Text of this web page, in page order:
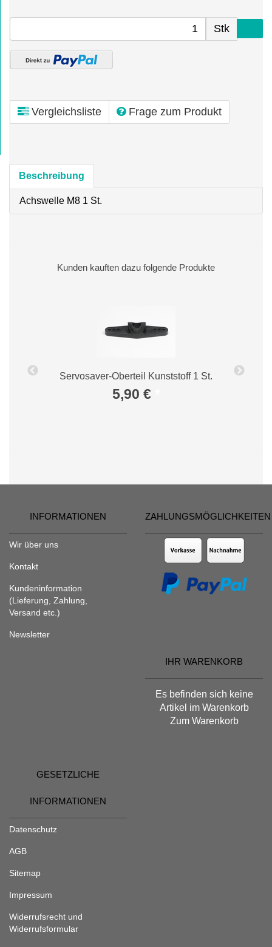
Stk
Vergleichsliste Frage zum Produkt
Beschreibung
Achswelle M8 1 St.
Kunden kauften dazu folgende Produkte
Servosaver-Oberteil Kunststoff 1 St.
5,90 €
INFORMATIONEN
Wir über uns
Kontakt
Kundeninformation
(Lieferung, Zahlung,
Versand etc.)
Newsletter
ZAHLUNGSMÖGLICHKEITEN
IHR WARENKORB
Es befinden sich keine
Artikel im Warenkorb
Zum Warenkorb
GESETZLICHE
INFORMATIONEN
Datenschutz
AGB
Sitemap
Impressum
Widerrufsrecht und
Widerrufsformular